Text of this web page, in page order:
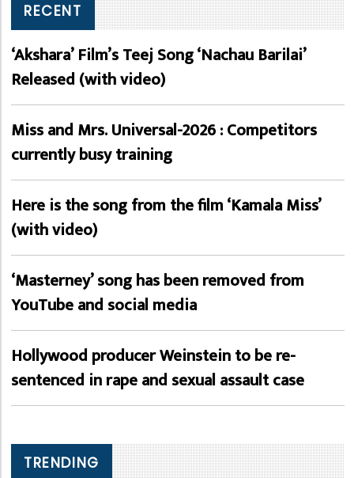
RECENT
‘Akshara’ Film’s Teej Song ‘Nachau Barilai’
Released (with video)
Miss and Mrs. Universal-2026 : Competitors
currently busy training
Here is the song from the film ‘Kamala Miss’
(with video)
‘Masterney’ song has been removed from
YouTube and social media
Hollywood producer Weinstein to be re-
sentenced in rape and sexual assault case
TRENDING